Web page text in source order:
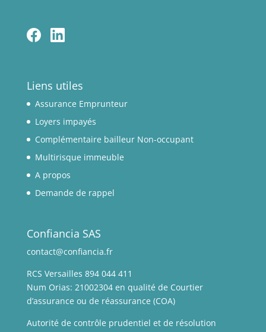
Liens utiles
Assurance Emprunteur
Loyers impayés
Complémentaire bailleur Non-occupant
Multirisque immeuble
A propos
Demande de rappel
Confiancia SAS
contact@confiancia.fr
RCS Versailles 894 044 411
Num Orias: 21002304 en qualité de Courtier
d’assurance ou de réassurance (COA)
Autorité de contrôle prudentiel et de résolution